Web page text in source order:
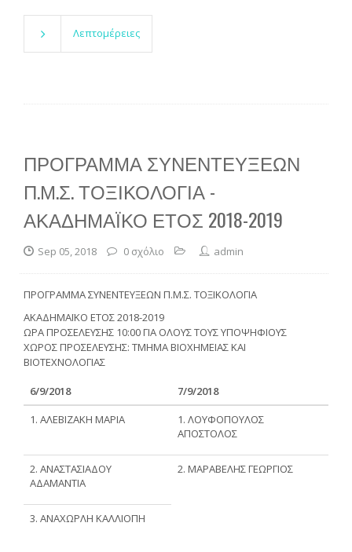
Λεπτομέρειες
ΠΡΟΓΡΑΜΜΑ ΣΥΝΕΝΤΕΥΞΕΩΝ
Π.Μ.Σ. ΤΟΞΙΚΟΛΟΓΙΑ -
ΑΚΑΔΗΜΑΪΚΟ ΕΤΟΣ 2018-2019
Sep 05, 2018 0 σχόλιο admin
ΠΡΟΓΡΑΜΜΑ ΣΥΝΕΝΤΕΥΞΕΩΝ Π.Μ.Σ. ΤΟΞΙΚΟΛΟΓΙΑ
ΑΚΑΔΗΜΑΪΚΟ ΕΤΟΣ 2018-2019
ΩΡΑ ΠΡΟΣΕΛΕΥΣΗΣ 10:00 ΓΙΑ ΟΛΟΥΣ ΤΟΥΣ ΥΠΟΨΗΦΙΟΥΣ
ΧΩΡΟΣ ΠΡΟΣΕΛΕΥΣΗΣ: ΤΜΗΜΑ ΒΙΟΧΗΜΕΙΑΣ ΚΑΙ
ΒΙΟΤΕΧΝΟΛΟΓΙΑΣ
6/9/2018
7/9/2018
1. ΑΛΕΒΙΖΑΚΗ ΜΑΡΙΑ
1. ΛΟΥΦΟΠΟΥΛΟΣ
ΑΠΟΣΤΟΛΟΣ
2. ΑΝΑΣΤΑΣΙΑΔΟΥ
ΑΔΑΜΑΝΤΙΑ
2. ΜΑΡΑΒΕΛΗΣ ΓΕΩΡΓΙΟΣ
3. ΑΝΑΧΩΡΛΗ ΚΑΛΛΙΟΠΗ